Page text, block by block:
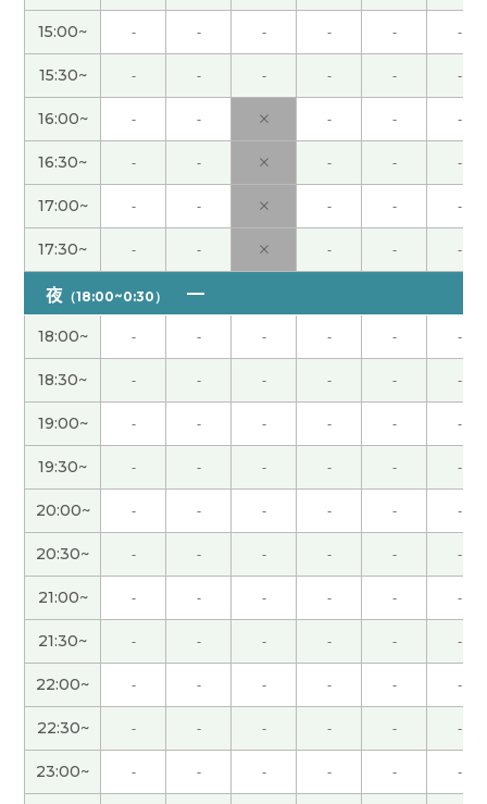
人生的缘分非常不可思议的～。现在年龄大了之后
还有机会跟中国人交流，肯定有缘分😊😊( 女性 )
跟你聊天真的挺开心，很高兴见到老师！！
老师，每次都是笑着出现，也一直笑着上课。每次
的25分钟偶读感觉一下子就过了(笑)！
这节课非常开心。以后有机会我们再聊聊那些在时
尚街区里、像模特一样时髦又有气质的人。谢谢
您。( 女性 )
感谢您给我举例子解释不一样的A I app，非常有意
思啊！我会继续看看怎么用这些工具，这样提高我
的生活质量呢。下次见！
谢谢老师给我上课。我也很高兴认识您！下次
见！！
我也开心能一起学习，谢谢您，下次见！
信用卡现金卡积分卡商店卡很多。我用手机支付。
买东西的时候商店卡里得分多了。下次见吧。( 男性
)
谢谢您的课。我的年龄比您多得多。以后的时间不
怎么长。所以我需要早点儿开始断舍离。下次见！(
60代 女性 )
15:00~ - - - - - -
15:30~ - - - - - -
16:00~ - - × - - -
16:30~ - - × - - -
17:00~ - - × - - -
17:30~ - - × - - -
夜 （18:00~0:30）
18:00~ - - - - - -
18:30~ - - - - - -
19:00~ - - - - - -
19:30~ - - - - - -
20:00~ - - - - - -
20:30~ - - - - - -
21:00~ - - - - - -
21:30~ - - - - - -
22:00~ - - - - - -
22:30~ - - - - - -
23:00~ - - - - - -